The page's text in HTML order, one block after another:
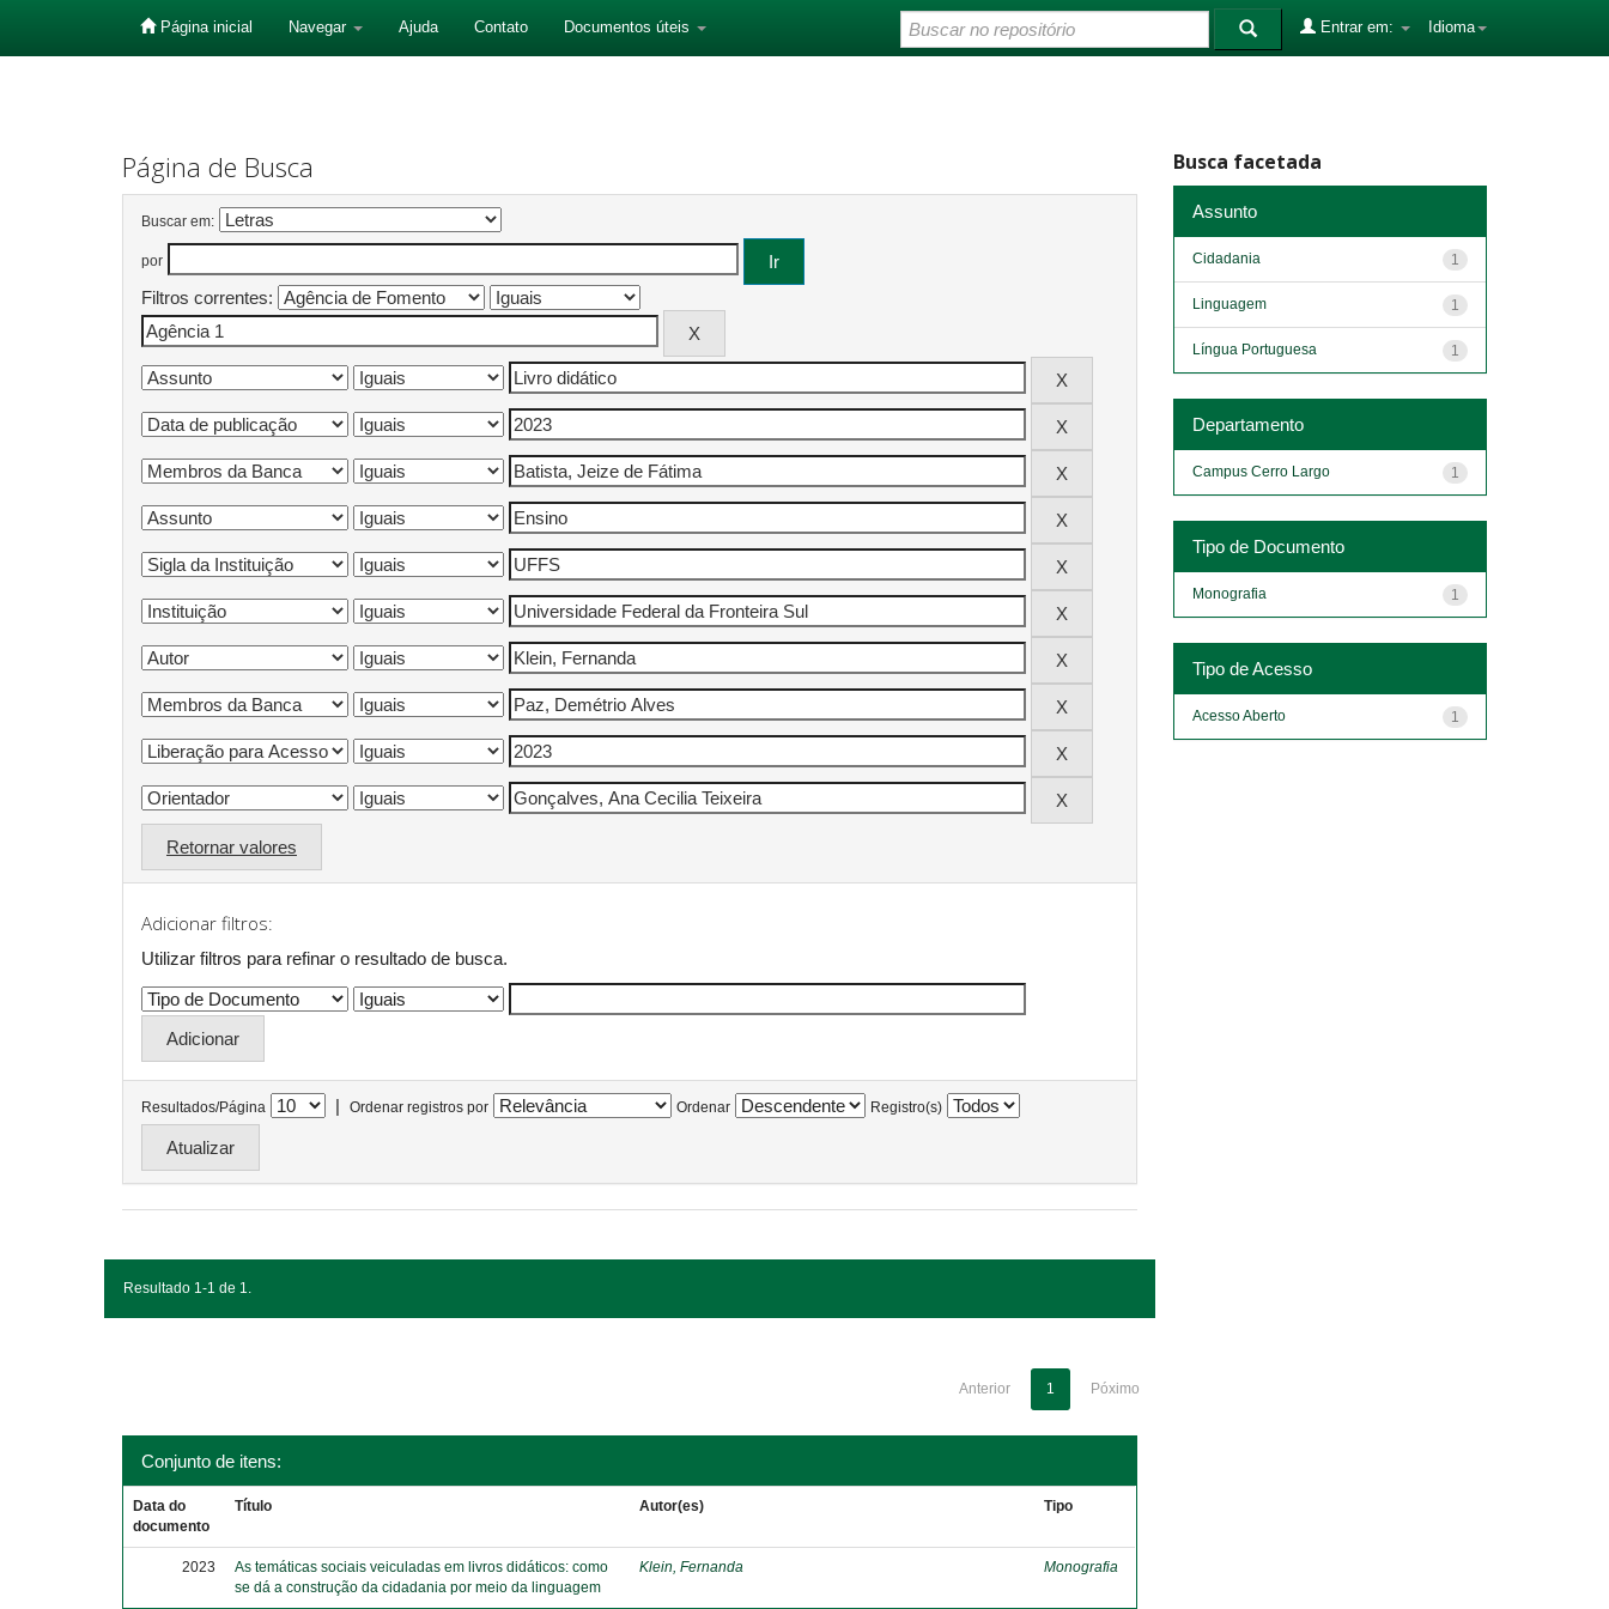
Página inicial Navegar Ajuda Contato Documentos úteis Idioma
Entrar em:
Página de Busca
Buscar em:
por
Filtros correntes:
Retornar valores
Adicionar filtros:
Utilizar filtros para refinar o resultado de busca.
Resultados/Página | Ordenar registros por Ordenar Registro(s)
Resultado 1-1 de 1.
Anterior 1 Póximo
Conjunto de itens:
Data do
documento
Título Autor(es) Tipo
2023
As temáticas sociais veiculadas em livros didáticos: como
se dá a construção da cidadania por meio da linguagem
Klein, Fernanda Monografia
Busca facetada
Assunto
1
Cidadania
1
Linguagem
1
Língua Portuguesa
Departamento
1
Campus Cerro Largo
Tipo de Documento
1
Monografia
Tipo de Acesso
1
Acesso Aberto